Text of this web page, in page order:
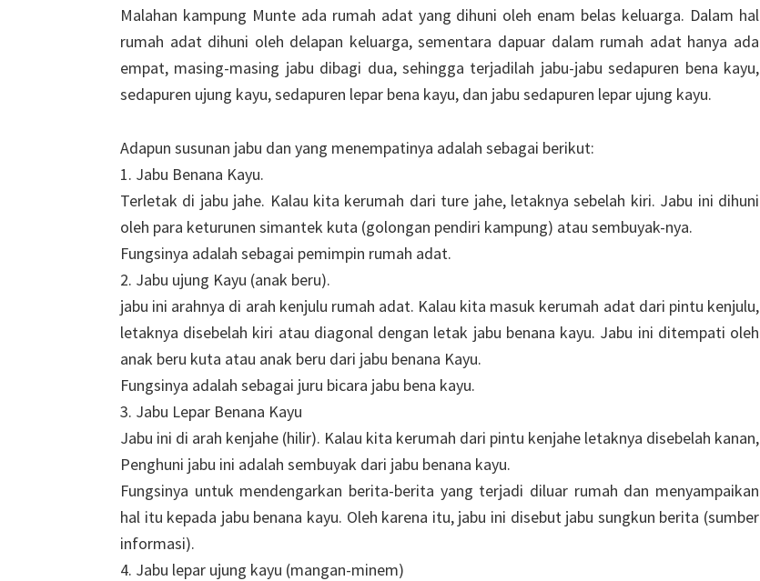
Malahan kampung Munte ada rumah adat yang dihuni oleh enam belas keluarga. Dalam hal
rumah adat dihuni oleh delapan keluarga, sementara dapuar dalam rumah adat hanya ada
empat, masing-masing jabu dibagi dua, sehingga terjadilah jabu-jabu sedapuren bena kayu,
sedapuren ujung kayu, sedapuren lepar bena kayu, dan jabu sedapuren lepar ujung kayu.
Adapun susunan jabu dan yang menempatinya adalah sebagai berikut:
1. Jabu Benana Kayu.
Terletak di jabu jahe. Kalau kita kerumah dari ture jahe, letaknya sebelah kiri. Jabu ini dihuni
oleh para keturunen simantek kuta (golongan pendiri kampung) atau sembuyak-nya.
Fungsinya adalah sebagai pemimpin rumah adat.
2. Jabu ujung Kayu (anak beru).
jabu ini arahnya di arah kenjulu rumah adat. Kalau kita masuk kerumah adat dari pintu kenjulu,
letaknya disebelah kiri atau diagonal dengan letak jabu benana kayu. Jabu ini ditempati oleh
anak beru kuta atau anak beru dari jabu benana Kayu.
Fungsinya adalah sebagai juru bicara jabu bena kayu.
3. Jabu Lepar Benana Kayu
Jabu ini di arah kenjahe (hilir). Kalau kita kerumah dari pintu kenjahe letaknya disebelah kanan,
Penghuni jabu ini adalah sembuyak dari jabu benana kayu.
Fungsinya untuk mendengarkan berita-berita yang terjadi diluar rumah dan menyampaikan
hal itu kepada jabu benana kayu. Oleh karena itu, jabu ini disebut jabu sungkun berita (sumber
informasi).
4. Jabu lepar ujung kayu (mangan-minem)